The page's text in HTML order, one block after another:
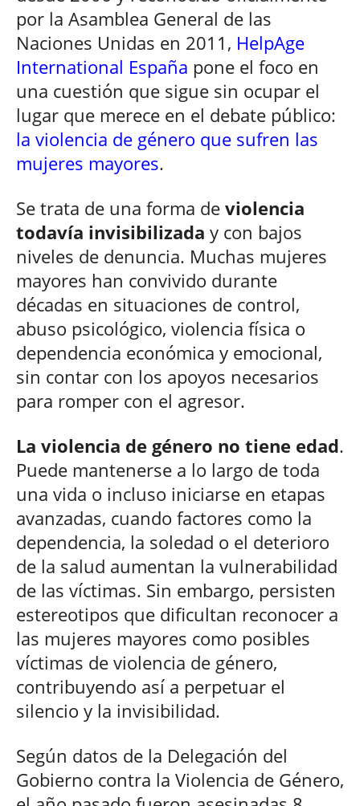
por la Asamblea General de las
Naciones Unidas en 2011, HelpAge
International España pone el foco en
una cuestión que sigue sin ocupar el
lugar que merece en el debate público:
la violencia de género que sufren las
mujeres mayores.
Se trata de una forma de violencia
todavía invisibilizada y con bajos
niveles de denuncia. Muchas mujeres
mayores han convivido durante
décadas en situaciones de control,
abuso psicológico, violencia física o
dependencia económica y emocional,
sin contar con los apoyos necesarios
para romper con el agresor.
La violencia de género no tiene edad.
Puede mantenerse a lo largo de toda
una vida o incluso iniciarse en etapas
avanzadas, cuando factores como la
dependencia, la soledad o el deterioro
de la salud aumentan la vulnerabilidad
de las víctimas. Sin embargo, persisten
estereotipos que dificultan reconocer a
las mujeres mayores como posibles
víctimas de violencia de género,
contribuyendo así a perpetuar el
silencio y la invisibilidad.
Según datos de la Delegación del
Gobierno contra la Violencia de Género,